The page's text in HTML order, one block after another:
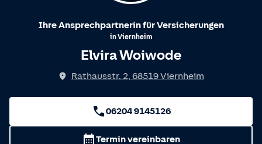
Ihre Ansprechpartnerin für Versicherungen
inViernheim
Elvira Woiwode
Rathausstr. 2, 68519Viernheim
06204 9145126
Termin vereinbaren